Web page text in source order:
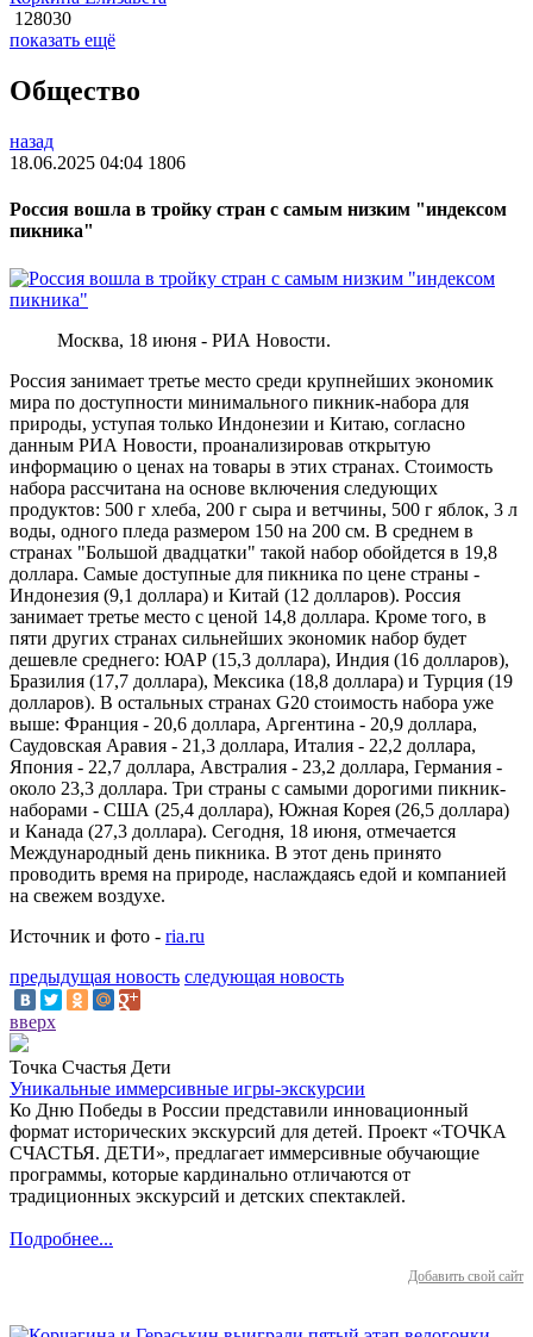
128030
показать ещё
Общество
назад
18.06.2025 04:04 1806
Россия вошла в тройку стран с самым низким "индексом
пикника"
Москва, 18 июня - РИА Новости.
Россия занимает третье место среди крупнейших экономик
мира по доступности минимального пикник-набора для
природы, уступая только Индонезии и Китаю, согласно
данным РИА Новости, проанализировав открытую
информацию о ценах на товары в этих странах. Стоимость
набора рассчитана на основе включения следующих
продуктов: 500 г хлеба, 200 г сыра и ветчины, 500 г яблок, 3 л
воды, одного пледа размером 150 на 200 см. В среднем в
странах "Большой двадцатки" такой набор обойдется в 19,8
доллара. Самые доступные для пикника по цене страны -
Индонезия (9,1 доллара) и Китай (12 долларов). Россия
занимает третье место с ценой 14,8 доллара. Кроме того, в
пяти других странах сильнейших экономик набор будет
дешевле среднего: ЮАР (15,3 доллара), Индия (16 долларов),
Бразилия (17,7 доллара), Мексика (18,8 доллара) и Турция (19
долларов). В остальных странах G20 стоимость набора уже
выше: Франция - 20,6 доллара, Аргентина - 20,9 доллара,
Саудовская Аравия - 21,3 доллара, Италия - 22,2 доллара,
Япония - 22,7 доллара, Австралия - 23,2 доллара, Германия -
около 23,3 доллара. Три страны с самыми дорогими пикник-
наборами - США (25,4 доллара), Южная Корея (26,5 доллара)
и Канада (27,3 доллара). Сегодня, 18 июня, отмечается
Международный день пикника. В этот день принято
проводить время на природе, наслаждаясь едой и компанией
на свежем воздухе.
Источник и фото - ria.ru
предыдущая новость следующая новость
вверх
Точка Счастья Дети
Уникальные иммерсивные игры-экскурсии
Ко Дню Победы в России представили инновационный
формат исторических экскурсий для детей. Проект «ТОЧКА
СЧАСТЬЯ. ДЕТИ», предлагает иммерсивные обучающие
программы, которые кардинально отличаются от
традиционных экскурсий и детских спектаклей.
Подробнее...
Добавить свой сайт